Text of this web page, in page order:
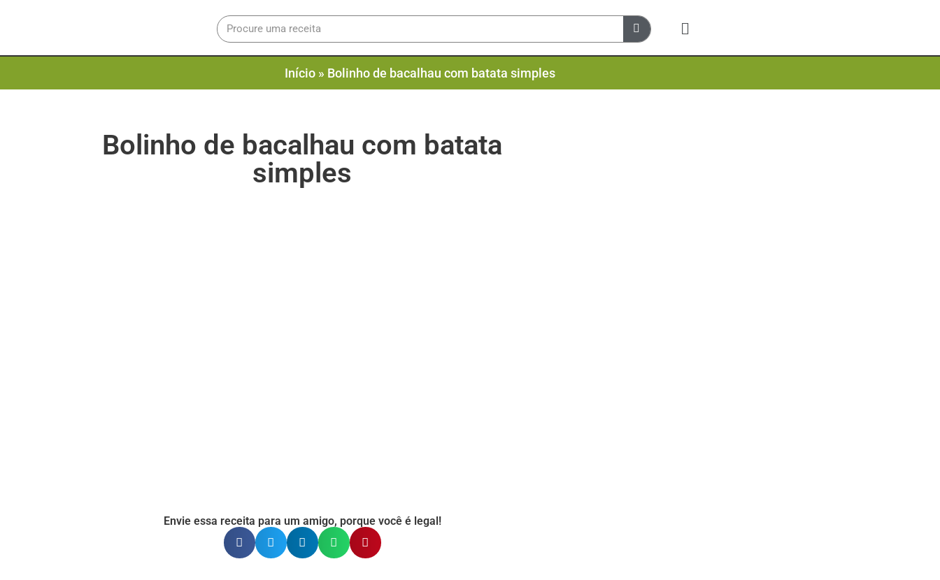
Início» Bolinho de bacalhau com batata simples
Bolinho de bacalhau com batata
simples
Envie essa receita para um amigo, porque você é legal!